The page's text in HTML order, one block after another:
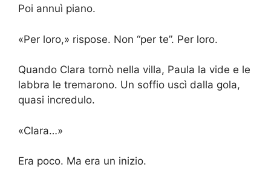
Poi annuì piano.
«Per loro,» rispose. Non “per te”. Per loro.
Quando Clara tornò nella villa, Paula la vide e le
labbra le tremarono. Un soffio uscì dalla gola,
quasi incredulo.
«Clara…»
Era poco. Ma era un inizio.